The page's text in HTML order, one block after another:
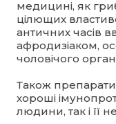
медицині, як
цілющих
античних часів
афродизіаком,
чоловічого
Також
хороші
людини, так і її